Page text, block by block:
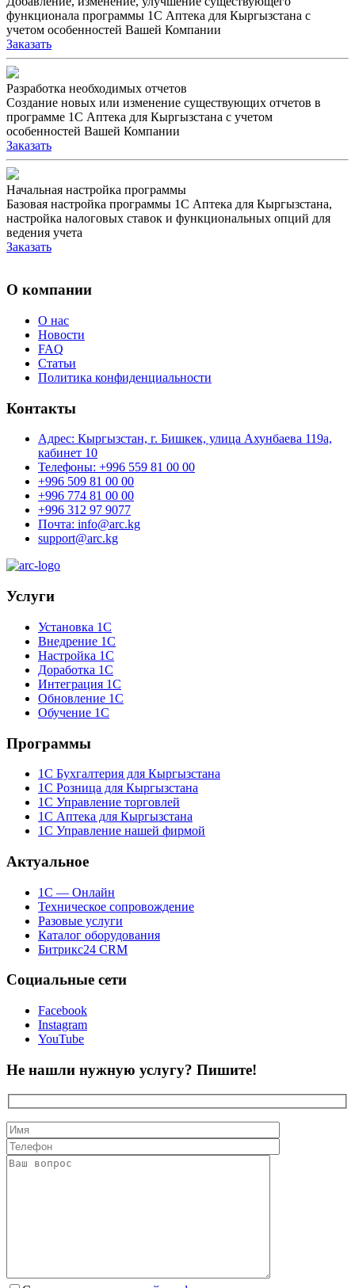
функционала программы 1С Аптека для Кыргызстана с
учетом особенностей Вашей Компании
Заказать
Разработка необходимых отчетов
Создание новых или изменение существующих отчетов в
программе 1С Аптека для Кыргызстана с учетом
особенностей Вашей Компании
Заказать
Начальная настройка программы
Базовая настройка программы 1С Аптека для Кыргызстана,
настройка налоговых ставок и функциональных опций для
ведения учета
Заказать
О компании
О нас
Новости
FAQ
Статьи
Политика конфиденциальности
Контакты
Адрес: Кыргызстан, г. Бишкек, улица Ахунбаева 119а,
кабинет 10
Телефоны: +996 559 81 00 00
+996 509 81 00 00
+996 774 81 00 00
+996 312 97 9077
Почта: info@arc.kg
support@arc.kg
Услуги
Установка 1С
Внедрение 1С
Настройка 1С
Доработка 1С
Интеграция 1С
Обновление 1С
Обучение 1С
Программы
1С Бухгалтерия для Кыргызстана
1С Розница для Кыргызстана
1С Управление торговлей
1С Аптека для Кыргызстана
1С Управление нашей фирмой
Актуальное
1С — Онлайн
Техническое сопровождение
Разовые услуги
Каталог оборудования
Битрикс24 CRM
Социальные сети
Facebook
Instagram
YouTube
Не нашли нужную услугу? Пишите!